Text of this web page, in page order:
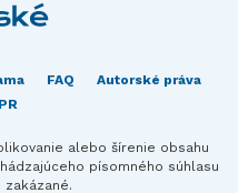
FAQ
Autorské práva
alebo šírenie obsahu
písomného súhlasu
zakázané.